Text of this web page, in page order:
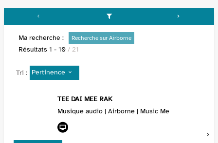
Ma recherche : Recherche sur Airborne
Résultats 1 - 10 / 21
Tri : Pertinence
TEE DAI MEE RAK
Musique audio | Airborne | Music Me